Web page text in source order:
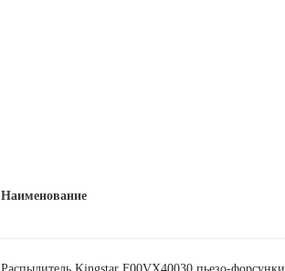
Наименование
Распылитель Kingstar F00VX40030 пьезо-форсунки